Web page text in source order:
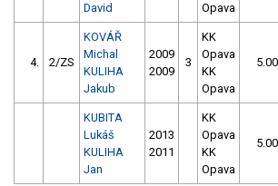
David
Opava
4. 2/ZS
KOVÁŘ
Michal
KULIHA
Jakub
2009
2009
3
KK
Opava
KK
Opava
5.00
KUBITA
Lukáš
KULIHA
Jan
2013
2011
KK
Opava
KK
Opava
5.00